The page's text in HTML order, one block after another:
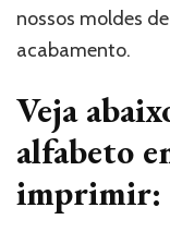
nossos moldes
acabamento.
Veja
alfabeto
imprimir: